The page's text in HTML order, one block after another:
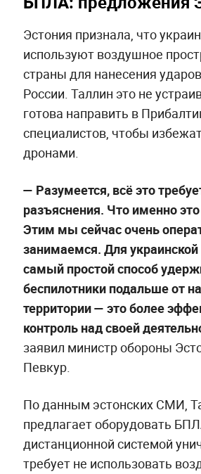
Эстония признала, что
используют воздушное
страны для нанесения
России. Таллин это не
готова направить в
специалистов, чтобы
дронами.
— Разумеется, всё это
разъяснения. Что именно
Этим мы сейчас очень
занимаемся. Для
самый простой способ
беспилотники подальше от
территории — это более
контроль над своей
заявил министр обороны
Певкур.
По данным эстонских СМИ,
предлагает оборудовать
дистанционной системой
требует не использовать